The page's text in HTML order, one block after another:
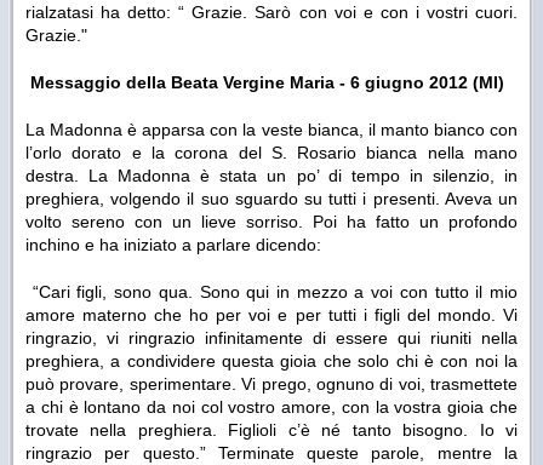
rialzatasi ha detto:“ Grazie. Sarò con voi e con i vostri cuori.
Grazie."
Messaggio della Beata Vergine Maria - 6 giugno 2012 (MI)
La Madonna è apparsa con la veste bianca, il manto bianco con
l’orlo dorato e la corona del S. Rosario bianca nella mano
destra. La Madonna è stata un po’ di tempo in silenzio, in
preghiera, volgendo il suo sguardo su tutti i presenti. Aveva un
volto sereno con un lieve sorriso. Poi ha fatto un profondo
inchino e ha iniziato a parlare dicendo:
“Cari figli, sono qua. Sono qui in mezzo a voi con tutto il mio
amore materno che ho per voi e per tutti i figli del mondo. Vi
ringrazio, vi ringrazio infinitamente di essere qui riuniti nella
preghiera, a condividere questa gioia che solo chi è con noi la
può provare, sperimentare. Vi prego, ognuno di voi, trasmettete
a chi è lontano da noi col vostro amore, con la vostra gioia che
trovate nella preghiera. Figlioli c’è né tanto bisogno. Io vi
ringrazio per questo.” Terminate queste parole, mentre la